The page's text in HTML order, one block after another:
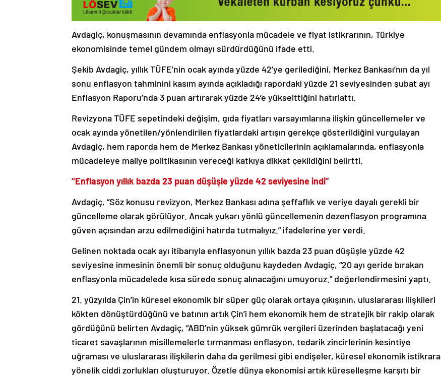
Avdagiç, konuşmasının devamında enflasyonla mücadele ve fiyat istikrarının, Türkiye
ekonomisinde temel gündem olmayı sürdürdüğünü ifade etti.
Şekib Avdagiç, yıllık TÜFE’nin ocak ayında yüzde 42’ye gerilediğini, Merkez Bankası’nın da yıl
sonu enflasyon tahminini kasım ayında açıkladığı rapordaki yüzde 21 seviyesinden şubat ayı
Enflasyon Raporu’nda 3 puan artırarak yüzde 24’e yükselttiğini hatırlattı.
Revizyona TÜFE sepetindeki değişim, gıda fiyatları varsayımlarına ilişkin güncellemeler ve
ocak ayında yönetilen/yönlendirilen fiyatlardaki artışın gerekçe gösterildiğini vurgulayan
Avdagiç, hem raporda hem de Merkez Bankası yöneticilerinin açıklamalarında, enflasyonla
mücadeleye maliye politikasının vereceği katkıya dikkat çekildiğini belirtti.
“Enflasyon yıllık bazda 23 puan düşüşle yüzde 42 seviyesine indi”
Avdagiç, “Söz konusu revizyon, Merkez Bankası adına şeffaflık ve veriye dayalı gerekli bir
güncelleme olarak görülüyor. Ancak yukarı yönlü güncellemenin dezenflasyon programına
güven açısından arzu edilmediğini hatırda tutmalıyız.” ifadelerine yer verdi.
Gelinen noktada ocak ayı itibarıyla enflasyonun yıllık bazda 23 puan düşüşle yüzde 42
seviyesine inmesinin önemli bir sonuç olduğunu kaydeden Avdagiç, “20 ayı geride bırakan
enflasyonla mücadelede kısa sürede sonuç alınacağını umuyoruz.” değerlendirmesini yaptı.
21. yüzyılda Çin’in küresel ekonomik bir süper güç olarak ortaya çıkışının, uluslararası ilişkileri
kökten dönüştürdüğünü ve batının artık Çin’i hem ekonomik hem de stratejik bir rakip olarak
gördüğünü belirten Avdagiç, “ABD’nin yüksek gümrük vergileri üzerinden başlatacağı yeni
ticaret savaşlarının misillemelerle tırmanması enflasyon, tedarik zincirlerinin kesintiye
uğraması ve uluslararası ilişkilerin daha da gerilmesi gibi endişeler, küresel ekonomik istikrara
yönelik ciddi zorlukları oluşturuyor. Özetle dünya ekonomisi artık küreselleşme karşıtı bir